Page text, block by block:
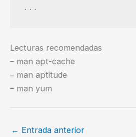
Lecturas recomendadas
– man apt-cache
– man aptitude
– man yum
← Entrada anterior